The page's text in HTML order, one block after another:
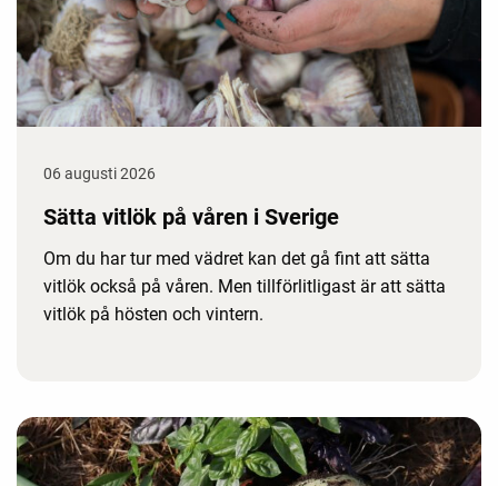
06 augusti 2026
Sätta vitlök på våren i Sverige
Om du har tur med vädret kan det gå fint att sätta
vitlök också på våren. Men tillförlitligast är att sätta
vitlök på hösten och vintern.